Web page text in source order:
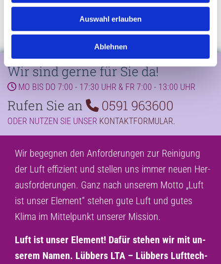
Auswahl erlauben
Ablehnen
Wir sind gerne für Sie da!
MO BIS DO 7:00 - 17:30 UHR & FR 7:00 - 13:00 UHR
Rufen Sie an  0591 963600
ODER NUTZEN SIE UNSER KONTAKTFORMULAR.
Wir be­geg­nen den An­for­de­run­gen zur Rei­ni­gung
der Luft ef­fi­zi­ent und stel­len uns immer neuen Her­
aus­for­de­run­gen. Ganz nach un­se­rem Motto „Luft
ist unser Ele­ment“ ste­hen gute Luft und gutes
Klima im Mit­tel­punkt un­se­rer Mis­si­on.
Luft ist unser Ele­ment! Dafür ste­hen wir mit un­
se­rem Namen. Lüb­bers LTA – Lüb­bers Luft­tech­